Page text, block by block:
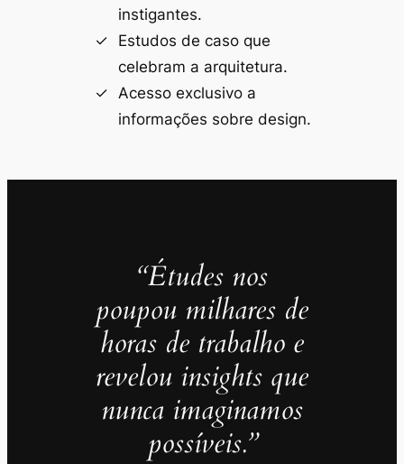
instigantes.
Estudos de caso que
celebram a arquitetura.
Acesso exclusivo a
informações sobre design.
“Études nos
poupou milhares de
horas de trabalho e
revelou insights que
nunca imaginamos
possíveis.”